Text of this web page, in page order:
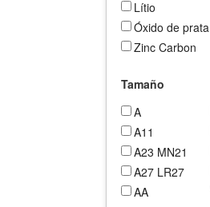
Lítio
Óxido de prata
Zinc Carbon
Tamaño
A
A11
A23 MN21
A27 LR27
AA